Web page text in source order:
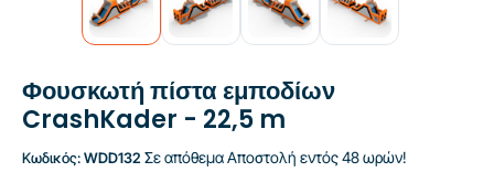
Φουσκωτή πίστα εμποδίων
CrashKader - 22,5 m
Κωδικός:WDD132 Σε απόθεμαΑποστολή εντός 48 ωρών!